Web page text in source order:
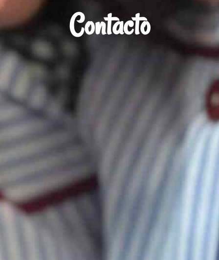
Contacto